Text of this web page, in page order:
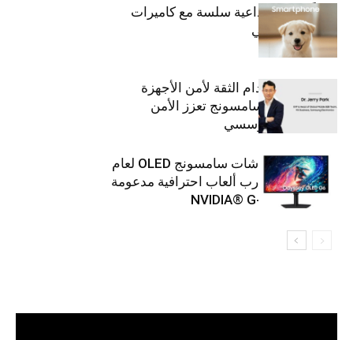
قريباً: تجربة إبداعية سلسة مع كاميرات
أجهزة جالاكسي
استراتيجية انعدام الثقة لأمن الأجهزة
المحمولة من سامسونج تعزز الأمن
السيبراني المؤسسي
تلفزيونات وشاشات سامسونج OLED لعام
2026 توفّر تجارب ألعاب احترافية مدعومة
بتقنية ™NVIDIA® G-SYNC